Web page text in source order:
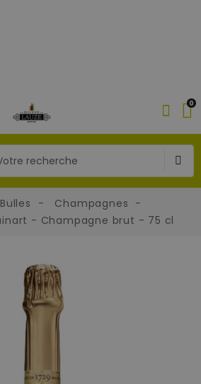
0
Bulles
Champagnes
- Champagne brut - 75 cl